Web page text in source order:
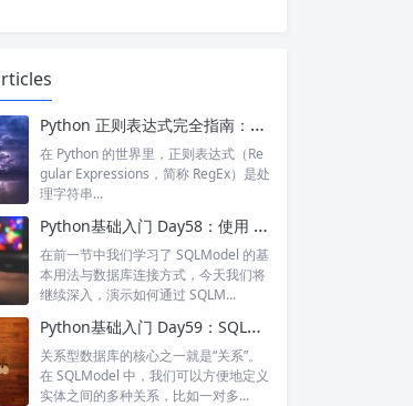
Python 正则表达式完全指南：掌握复杂匹配，解锁高级数据处理能力 | 实战案例解析
在 Python 的世界里，正则表达式（Re
gular Expressions，简称 RegEx）是处
理字符串...
Python基础入门 Day58：使用 SQLModel 实现增删改查（CRUD）操作
在前一节中我们学习了 SQLModel 的基
本用法与数据库连接方式，今天我们将
继续深入，演示如何通过 SQLM...
Python基础入门 Day59：SQLModel 中的关系映射（Relationship）
关系型数据库的核心之一就是“关系”。
在 SQLModel 中，我们可以方便地定义
实体之间的多种关系，比如一对多...